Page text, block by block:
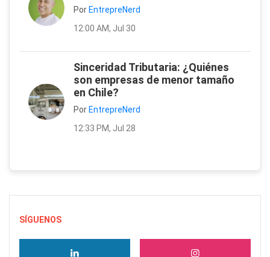
Por EntrepreNerd
12:00 AM, Jul 30
Sinceridad Tributaria: ¿Quiénes
son empresas de menor tamaño
en Chile?
Por EntrepreNerd
12:33 PM, Jul 28
SÍGUENOS